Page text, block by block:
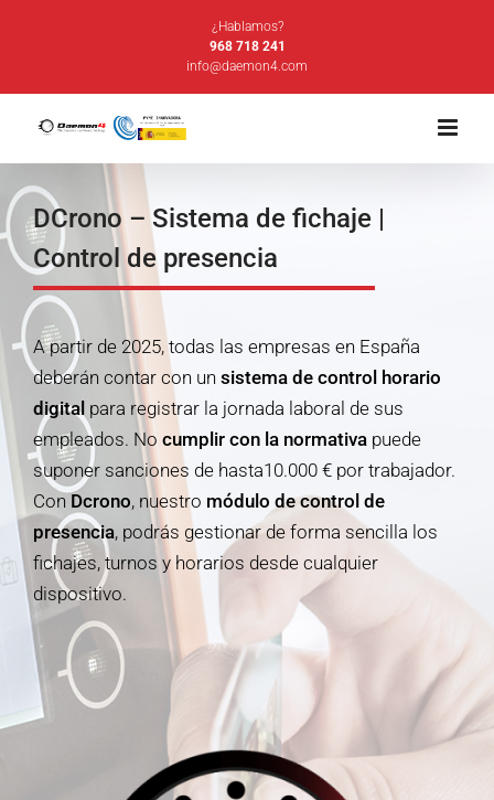
¿Hablamos?
968 718 241
info@daemon4.com
DCrono – Sistema de fichaje |
Control de presencia
A partir de 2025, todas las empresas en España
deberán contar con un sistema de control horario
digital para registrar la jornada laboral de sus
empleados. No cumplir con la normativa puede
suponer sanciones de hasta10.000 € por trabajador.
ConDcrono, nuestro módulo de control de
presencia, podrás gestionar de forma sencilla los
fichajes, turnos y horarios desde cualquier
dispositivo.